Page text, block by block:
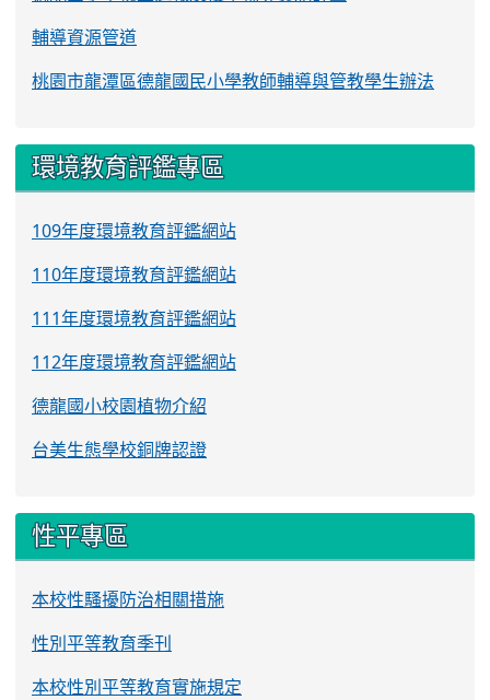
輔導資源管道
桃園市龍潭區德龍國民小學教師輔導與管教學生辦法
環境教育評鑑專區
109年度環境教育評鑑網站
110年度環境教育評鑑網站
111年度環境教育評鑑網站
112年度環境教育評鑑網站
德龍國小校園植物介紹
台美生態學校銅牌認證
性平專區
本校性騷擾防治相關措施
性別平等教育季刊
本校性別平等教育實施規定